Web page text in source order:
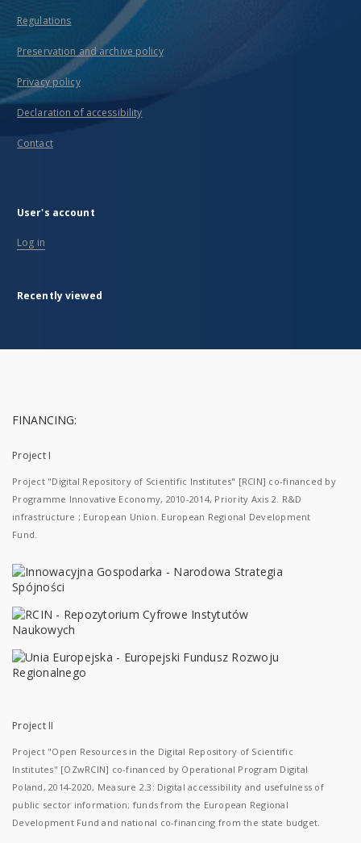
Regulations
Preservation and archive policy
Privacy policy
Declaration of accessibility
Contact
User's account
Log in
Recently viewed
FINANCING:
Project I
Project "Digital Repository of Scientific Institutes" [RCIN] co-financed by
Programme Innovative Economy, 2010-2014, Priority Axis 2. R&D
infrastructure ; European Union. European Regional Development
Fund.
Project II
Project "Open Resources in the Digital Repository of Scientific
Institutes" [OZwRCIN] co-financed by Operational Program Digital
Poland, 2014-2020, Measure 2.3: Digital accessibility and usefulness of
public sector information; funds from the European Regional
Development Fund and national co-financing from the state budget.